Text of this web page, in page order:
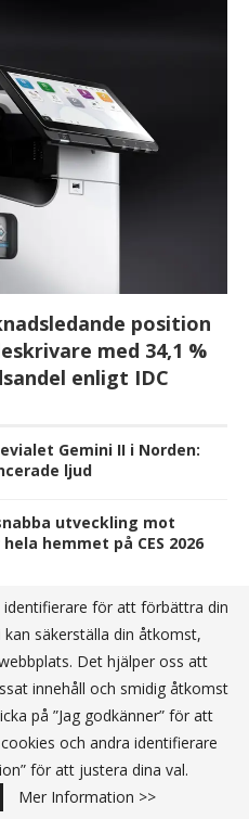
position
med 34,1 %
enligt IDC
Gemini II i Norden:
ljud
utveckling mot
hemmet på CES 2026
identifierare för att förbättra din
säkerställa din åtkomst,
Det hjälper oss att
innehåll och smidig åtkomst
på ”Jag godkänner” för att
och andra identifierare
för att justera dina val.
Mer Information >>